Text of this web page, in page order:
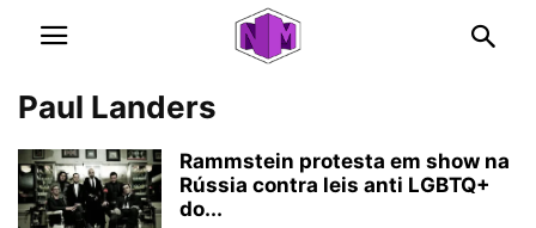
Paul Landers
Rammstein protesta em show na
Rússia contra leis anti LGBTQ+
do...